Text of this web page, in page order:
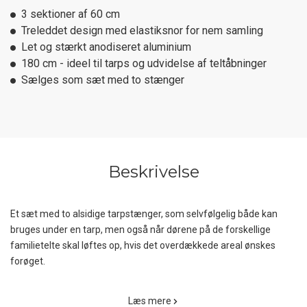
3 sektioner af 60 cm
Treleddet design med elastiksnor for nem samling
Let og stærkt anodiseret aluminium
180 cm - ideel til tarps og udvidelse af teltåbninger
Sælges som sæt med to stænger
Beskrivelse
Et sæt med to alsidige tarpstænger, som selvfølgelig både kan
bruges under en tarp, men også når dørene på de forskellige
familietelte skal løftes op, hvis det overdækkede areal ønskes
forøget.
Læs mere